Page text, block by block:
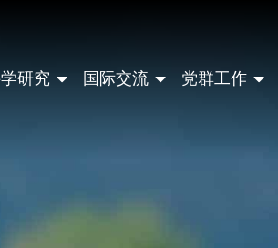
研究 国际交流 党群工作